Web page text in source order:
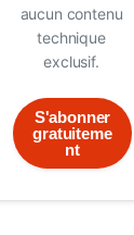
aucun contenu
technique
exclusif.
S'abonner
gratuiteme
nt